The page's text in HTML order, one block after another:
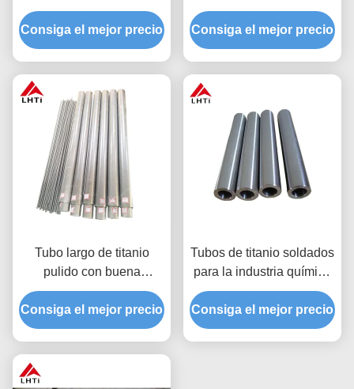
condensador 19m m del
cambiador de calor
Consiga el mejor precio
excelente resistencia a la
corrosión GR1 GR2 GR3
GR4 GR5 GR7 GR9
Consiga el mejor precio
Tubo largo de titanio
pulido con buena
resistencia al calor
4.51G/Cm3 Densidad
1000Mpa Resistencia a
Consiga el mejor precio
Tubos de titanio soldados
para la industria química
de grado 1 y grado 2
Consiga el mejor precio